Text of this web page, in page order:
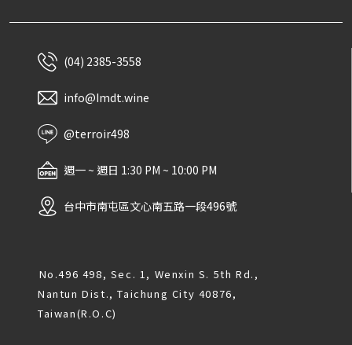
(04) 2385-3558
info@Imdt.wine
@terroir498
週一 ~ 週日 1:30 PM ~ 10:00 PM
台中市南屯區文心南五路一段496號
No.496 498, Sec. 1, Wenxin S. 5th Rd.,
Nantun Dist., Taichung City 40876,
Taiwan(R.O.C)